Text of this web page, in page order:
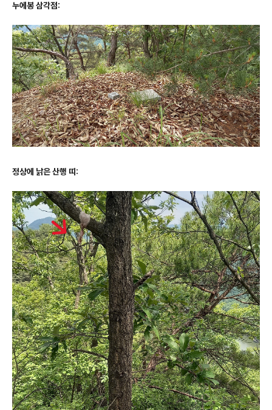
누에봉 삼각점:
정상에 낡은 산행 띠: